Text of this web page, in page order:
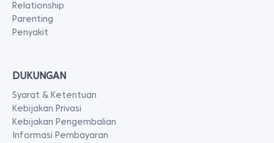
Relationship
Parenting
Penyakit
DUKUNGAN
Syarat & Ketentuan
Kebijakan Privasi
Kebijakan Pengembalian
Informasi Pembayaran